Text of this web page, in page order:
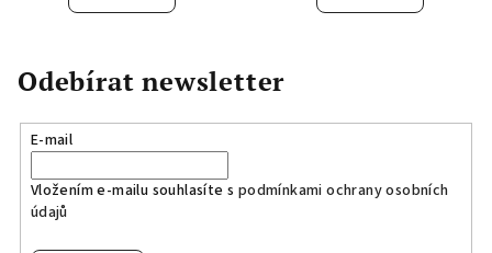
Odebírat newsletter
E-mail
Vložením e-mailu souhlasíte s podmínkami ochrany osobních
údajů